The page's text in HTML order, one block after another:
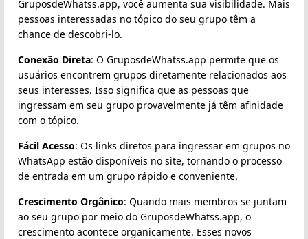
GruposdeWhatss.app, você aumenta sua visibilidade. Mais
pessoas interessadas no tópico do seu grupo têm a
chance de descobri-lo.
Conexão Direta: O GruposdeWhatss.app permite que os
usuários encontrem grupos diretamente relacionados aos
seus interesses. Isso significa que as pessoas que
ingressam em seu grupo provavelmente já têm afinidade
com o tópico.
Fácil Acesso: Os links diretos para ingressar em grupos no
WhatsApp estão disponíveis no site, tornando o processo
de entrada em um grupo rápido e conveniente.
Crescimento Orgânico: Quando mais membros se juntam
ao seu grupo por meio do GruposdeWhatss.app, o
crescimento acontece organicamente. Esses novos